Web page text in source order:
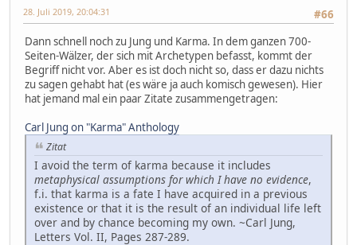
#66
28. Juli 2019, 20:04:31
Dann schnell noch zu Jung und Karma. In dem ganzen 700-
Seiten-Wälzer, der sich mit Archetypen befasst, kommt der
Begriff nicht vor. Aber es ist doch nicht so, dass er dazu nichts
zu sagen gehabt hat (es wäre ja auch komisch gewesen). Hier
hat jemand mal ein paar Zitate zusammengetragen:
Carl Jung on "Karma" Anthology
Zitat
I avoid the term of karma because it includes
metaphysical assumptions for which I have no evidence,
f.i. that karma is a fate I have acquired in a previous
existence or that it is the result of an individual life left
over and by chance becoming my own. ~Carl Jung,
Letters Vol. II, Pages 287-289.